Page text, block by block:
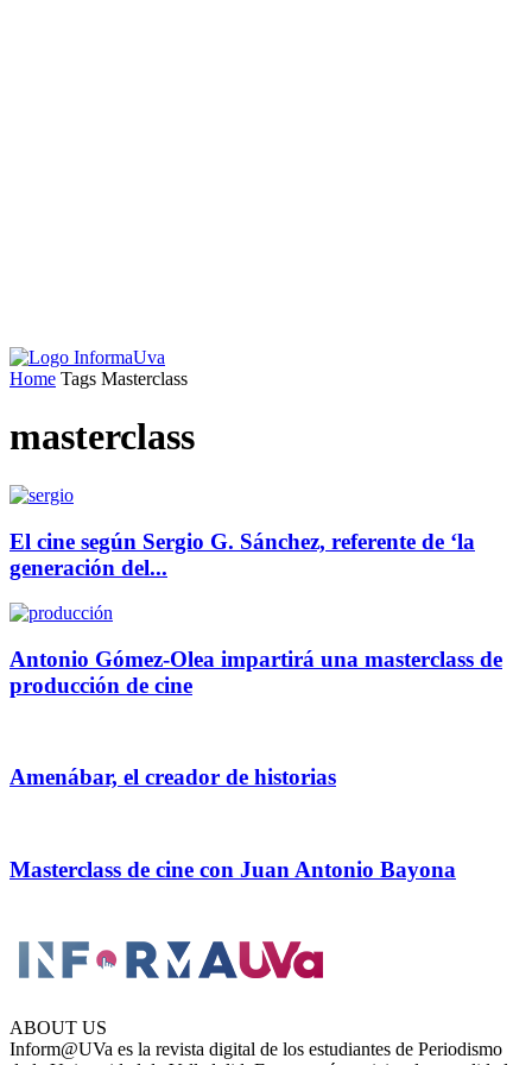
Home Tags Masterclass
masterclass
El cine según Sergio G. Sánchez, referente de ‘la
generación del...
Antonio Gómez-Olea impartirá una masterclass de
producción de cine
Amenábar, el creador de historias
Masterclass de cine con Juan Antonio Bayona
ABOUT US
Inform@UVa es la revista digital de los estudiantes de Periodismo